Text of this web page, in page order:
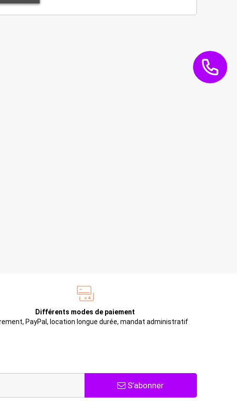
Différents modes de paiement
PayPal, location longue durée, mandat administratif
S’abonner